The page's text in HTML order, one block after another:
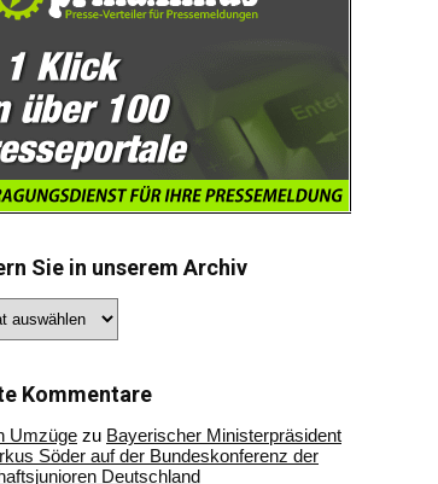
Sie in unserem Archiv
Kommentare
Umzüge zu Bayerischer Ministerpräsident
Söder auf der Bundeskonferenz der
Deutschland